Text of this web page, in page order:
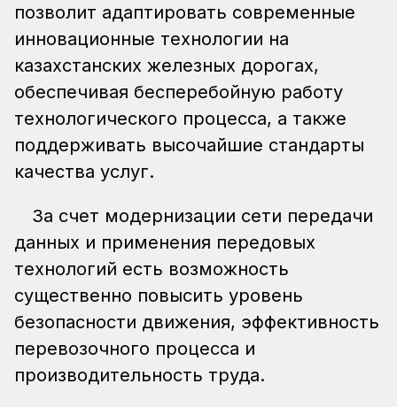
позволит адаптировать современные
инновационные технологии на
казахстанских железных дорогах,
обеспечивая бесперебойную работу
технологического процесса, а также
поддерживать высочайшие стандарты
качества услуг.
За счет модернизации сети передачи
данных и применения передовых
технологий есть возможность
существенно повысить уровень
безопасности движения, эффективность
перевозочного процесса и
производительность труда.